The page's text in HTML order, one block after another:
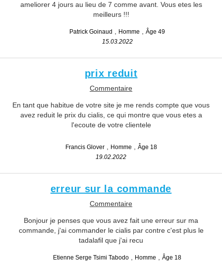
ameliorer 4 jours au lieu de 7 comme avant. Vous etes les
meilleurs !!!
Patrick Goinaud Homme
Âge 49
15.03.2022
prix reduit
Commentaire
En tant que habitue de votre site je me rends compte que vous
avez reduit le prix du cialis, ce qui montre que vous etes a
l'ecoute de votre clientele
Francis Glover Homme
Âge 18
19.02.2022
erreur sur la commande
Commentaire
Bonjour je penses que vous avez fait une erreur sur ma
commande, j'ai commander le cialis par contre c'est plus le
tadalafil que j'ai recu
Etienne Serge Tsimi Tabodo Homme
Âge 18